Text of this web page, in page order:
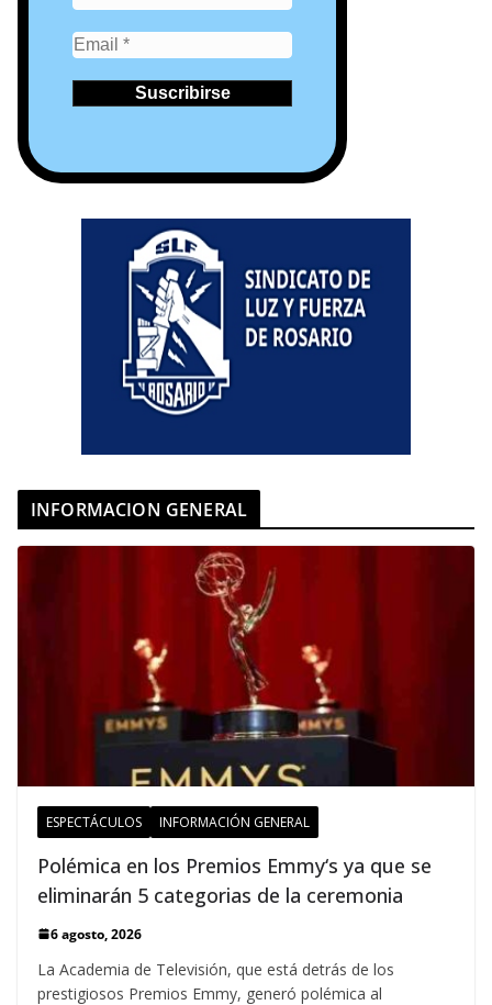
INFORMACION GENERAL
ESPECTÁCULOS INFORMACIÓN GENERAL
Polémica en los Premios Emmy‘s ya que se
eliminarán 5 categorias de la ceremonia
6 agosto, 2026
La Academia de Televisión, que está detrás de los
prestigiosos Premios Emmy, generó polémica al